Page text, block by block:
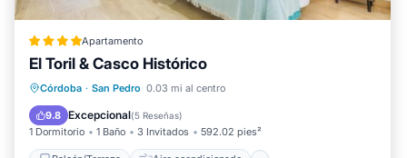
Apartamento
El Toril & Casco Histórico
Córdoba · San Pedro 0.03 mi al centro
9.8 Excepcional(5 Reseñas)
1 Dormitorio 1 Baño 3 Invitados 592.02 pies²
Balcón/Terraza
Aire acondicionado
Internet
Apto para niños